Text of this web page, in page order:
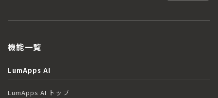
機能一覧
LumApps AI
LumApps AI トップ